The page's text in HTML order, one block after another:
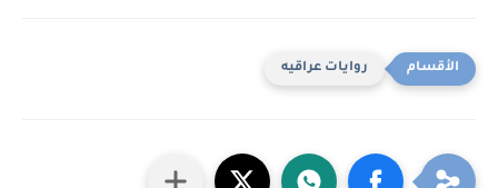
روايات عراقيه